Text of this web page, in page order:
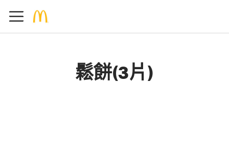
鬆餅(3片)